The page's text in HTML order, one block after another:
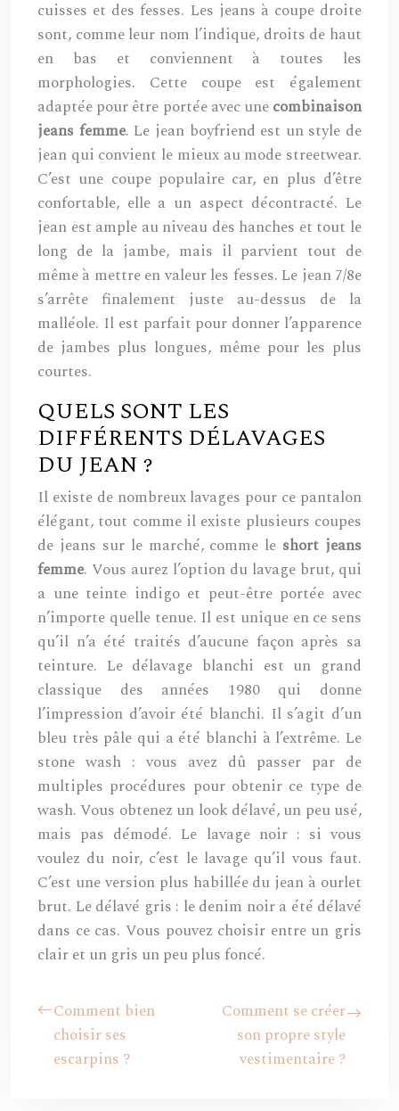
cuisses et des fesses. Les jeans à coupe droite
sont, comme leur nom l’indique, droits de haut
en bas et conviennent à toutes les
morphologies. Cette coupe est également
adaptée pour être portée avec unecombinaison
jeans femme. Le jean boyfriend est un style de
jean qui convient le mieux au mode streetwear.
C’est une coupe populaire car, en plus d’être
confortable, elle a un aspect décontracté. Le
jean est ample au niveau des hanches et tout le
long de la jambe, mais il parvient tout de
même à mettre en valeur les fesses. Le jean 7/8e
s’arrête finalement juste au-dessus de la
malléole. Il est parfait pour donner l’apparence
de jambes plus longues, même pour les plus
courtes.
QUELS SONT LES
DIFFÉRENTS DÉLAVAGES
DU JEAN ?
Il existe de nombreux lavages pour ce pantalon
élégant, tout comme il existe plusieurs coupes
de jeans sur le marché, comme le short jeans
femme. Vous aurez l’option du lavage brut, qui
a une teinte indigo et peut-être portée avec
n’importe quelle tenue. Il est unique en ce sens
qu’il n’a été traités d’aucune façon après sa
teinture. Le délavage blanchi est un grand
classique des années 1980 qui donne
l’impression d’avoir été blanchi. Il s’agit d’un
bleu très pâle qui a été blanchi à l’extrême. Le
stone wash : vous avez dû passer par de
multiples procédures pour obtenir ce type de
wash. Vous obtenez un look délavé, un peu usé,
mais pas démodé. Le lavage noir : si vous
voulez du noir, c’est le lavage qu’il vous faut.
C’est une version plus habillée du jean à ourlet
brut. Le délavé gris : le denim noir a été délavé
dans ce cas. Vous pouvez choisir entre un gris
clair et un gris un peu plus foncé.
Comment bien
choisir ses
escarpins ?
Comment se créer
son propre style
vestimentaire ?